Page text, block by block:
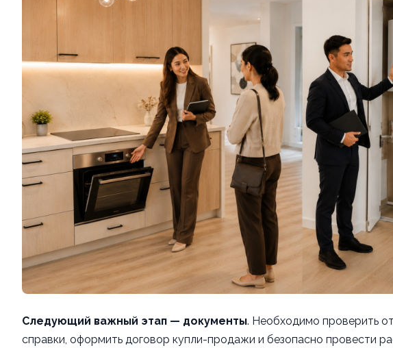
Следующий важный этап — документы. Необходимо проверить
справки, оформить договор купли-продажи и безопасно провести